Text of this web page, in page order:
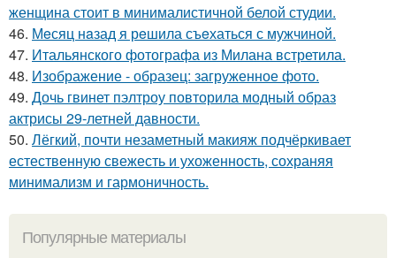
женщина стоит в минималистичной белой студии.
46. Мeсяц нaзад я рeшила съeхаться с мужчиной.
47. Итальянского фотографа из Милана встретила.
48. Изображение - образец: загруженное фото.
49. Дочь гвинет пэлтроу повторила модный образ
актрисы 29-летней давности.
50. Лёгкий, почти незаметный макияж подчёркивает
естественную свежесть и ухоженность, сохраняя
минимализм и гармоничность.
Популярные материалы